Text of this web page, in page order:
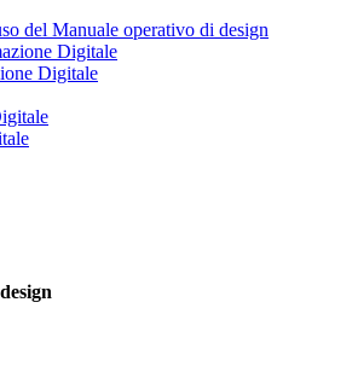
del Manuale operativo di design
Digitale